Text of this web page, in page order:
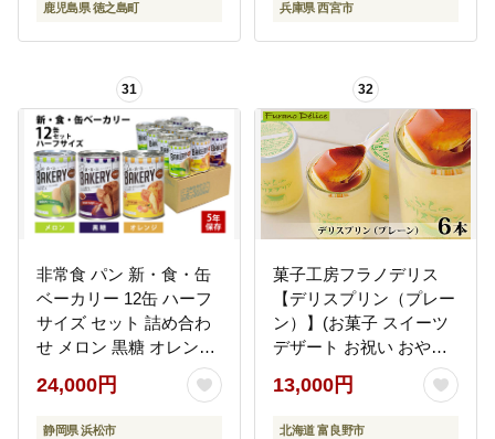
鹿児島県 徳之島町 兵庫県 西宮市
31
非常食 パン 新・食・缶
ベーカリー 12缶 ハーフ
サイズ セット 詰め合わ
せ メロン 黒糖 オレンジ
缶入りソフトパン 缶パ
ン 防災食 保存食 非常食
セット 非常用 防災用 災
24,000円
静岡県 浜松市
32
菓子工房フラノデリス
【デリスプリン（プレー
ン）】(お菓子 スイーツ
デザート お祝い おやつ
贈り物 ギフト 甘い 手作
り 北海道 送料無料 道産
富良野 ふらの 人気)
13,000円
北海道 富良野市